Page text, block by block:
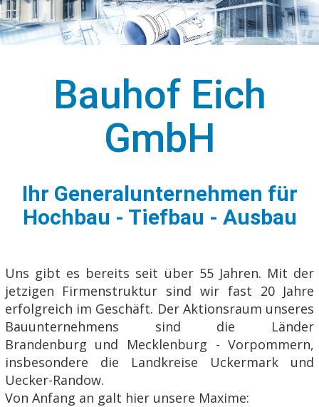
Bauhof Eich
GmbH
Ihr Generalunternehmen für
Hochbau - Tiefbau - Ausbau
Uns gibt es bereits seit über 55 Jahren. Mit der
jetzigen Firmenstruktur sind wir fast 20 Jahre
erfolgreich im Geschäft. Der Aktionsraum unseres
Bauunternehmens sind die Länder
Brandenburg und Mecklenburg - Vorpommern,
insbesondere die Landkreise Uckermark und
Uecker-Randow.
Von Anfang an galt hier unsere Maxime: